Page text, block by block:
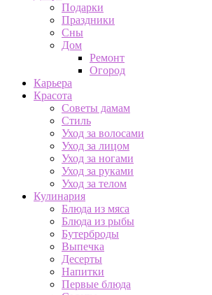
Подарки
Праздники
Сны
Дом
Ремонт
Огород
Карьера
Красота
Советы дамам
Стиль
Уход за волосами
Уход за лицом
Уход за ногами
Уход за руками
Уход за телом
Кулинария
Блюда из мяса
Блюда из рыбы
Бутерброды
Выпечка
Десерты
Напитки
Первые блюда